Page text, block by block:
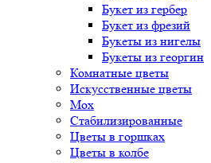
Букет из гербер
Букет из фрезий
Букеты из нигелы
Букеты из георгин
Комнатные цветы
Искусственные цветы
Мох
Стабилизированные
Цветы в горшках
Цветы в колбе